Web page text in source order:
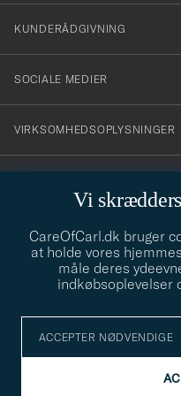
Vi
CareOfCarl.dk bruger
at holde vores
måle deres
indkøbsoplevelser
ACCEPTER NØDVENDIGE
nyhetsbrev!
KUNDERÅDGIVNING
SOCIALE MEDIER
VIRKSOMHEDSOPLYSNINGER
info@careofcarl.dk
Behøver du hjælp til at finde
gerne til!
STILRÅD